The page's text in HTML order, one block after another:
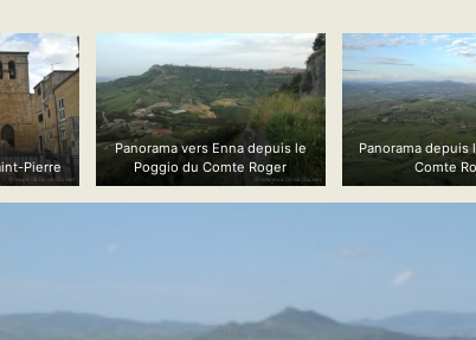
Pierre
Panorama vers Enna depuis le
Poggio du Comte Roger
Panorama depuis
Comte